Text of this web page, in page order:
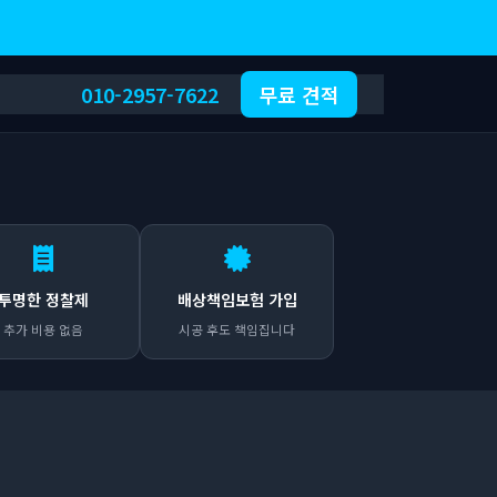
010-2957-7622 무료 견적
명한 정찰제
추가 비용 없음
배상책임보험 가입
시공 후도 책임집니다